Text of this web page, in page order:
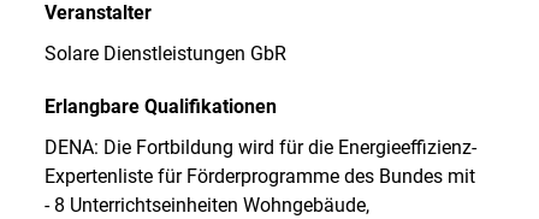
Veranstalter
Solare Dienstleistungen GbR
Erlangbare Qualifikationen
DENA: Die Fortbildung wird für die Energieeffizienz-
Expertenliste für Förderprogramme des Bundes mit
- 8 Unterrichtseinheiten Wohngebäude,